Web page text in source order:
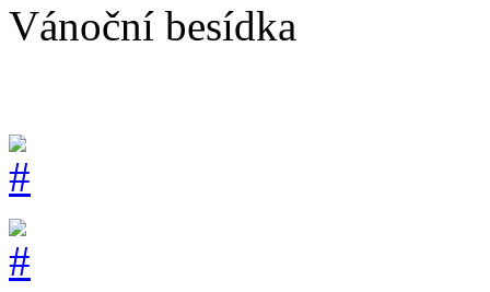
Vánoční besídka